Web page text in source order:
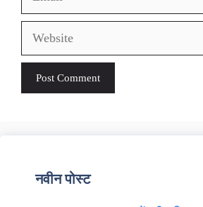
Website
नवीन पोस्ट